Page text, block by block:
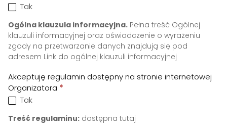
Tak
Ogólna klauzula informacyjna. Pełna treść Ogólnej
klauzuli informacyjnej oraz oświadczenie o wyrażeniu
zgody na przetwarzanie danych znajdują się pod
adresem Link do ogólnej klauzuli informacyjnej
Akceptuję regulamin dostępny na stronie internetowej
Organizatora *
Tak
Treść regulaminu: dostępna tutaj